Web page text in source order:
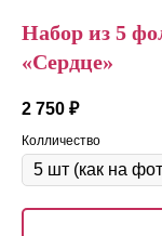
Набор из 5
«Сердце»
2 750 ₽
Колличество